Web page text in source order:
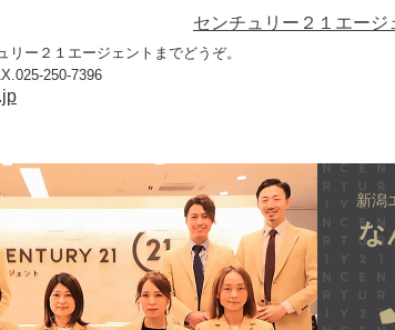
センチュリー２１エージ
リー２１エージェントまでどうぞ。
250-7396
新潟
な